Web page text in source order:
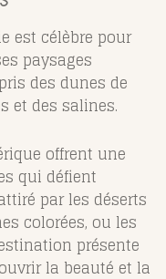
est célèbre pour
paysages
des dunes de
et des salines.
offrent une
qui défient
par les déserts
colorées, ou les
présente
la beauté et la